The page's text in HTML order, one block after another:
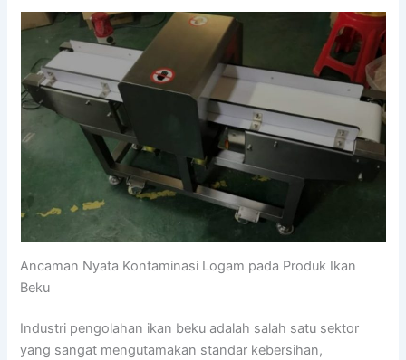
Ancaman Nyata Kontaminasi Logam pada Produk Ikan
Beku
Industri pengolahan ikan beku adalah salah satu sektor
yang sangat mengutamakan standar kebersihan,